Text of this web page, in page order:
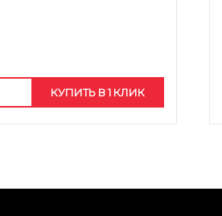
КУПИТЬ В 1 КЛИК